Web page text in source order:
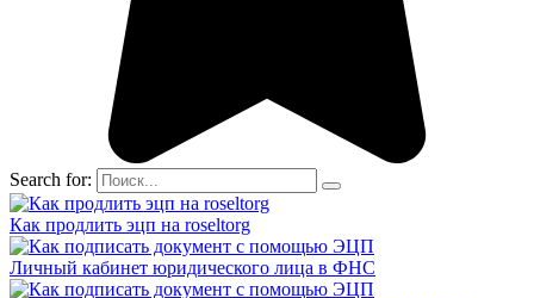
Search for:
Как продлить эцп на roseltorg
Личный кабинет юридического лица в ФНС